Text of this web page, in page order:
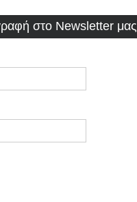
στο Newsletter μας